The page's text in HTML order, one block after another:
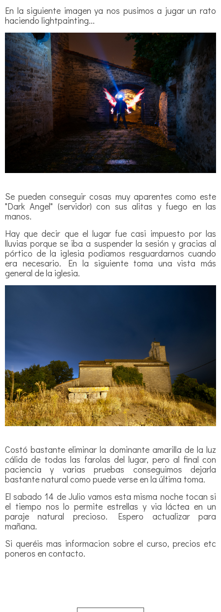
En la siguiente imagen ya nos pusimos a jugar un rato
haciendo lightpainting...
Se pueden conseguir cosas muy aparentes como este
"Dark Angel" (servidor) con sus alitas y fuego en las
manos.
Hay que decir que el lugar fue casi impuesto por las
lluvias porque se iba a suspender la sesión y gracias al
pórtico de la iglesia podiamos resguardarnos cuando
era necesario. En la siguiente toma una vista más
general de la iglesia.
Costó bastante eliminar la dominante amarilla de la luz
cálida de todas las farolas del lugar, pero al final con
paciencia y varias pruebas conseguimos dejarla
bastante natural como puede verse en la última toma.
El sabado 14 de Julio vamos esta misma noche tocan si
el tiempo nos lo permite estrellas y via láctea en un
paraje natural precioso. Espero actualizar para
mañana.
Si queréis mas informacion sobre el curso, precios etc
poneros en contacto.